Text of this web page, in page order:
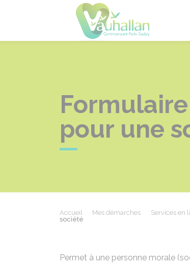
pour une
Accueil Mes démarches Services en
société
Permet à une personne morale